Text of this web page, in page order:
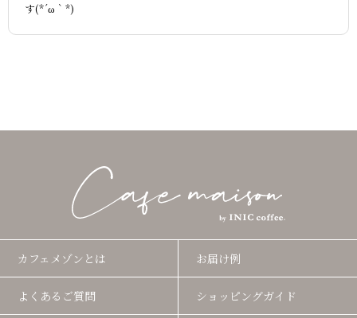
す(*´ω｀*)
カフェメゾンとは お届け例
よくあるご質問 ショッピングガイド